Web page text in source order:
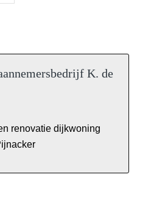
K. de
renovatie dijkwoning